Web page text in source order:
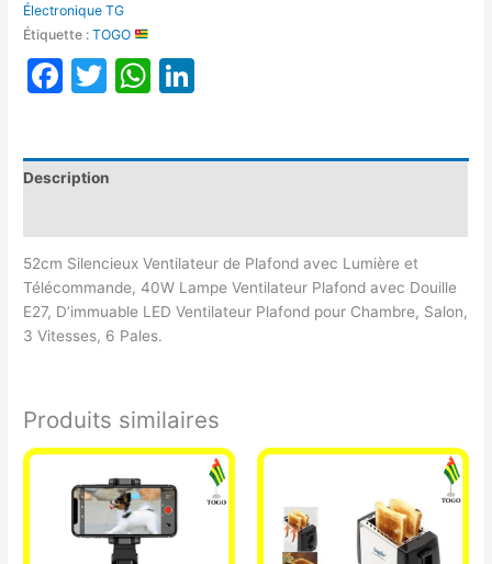
Électronique TG
Étiquette :TOGO
Facebook
TwitterWhatsApp
Description
52cm Silencieux Ventilateur de Plafond avec Lumière et
Télécommande, 40W Lampe Ventilateur Plafond avec Douille
E27, D’immuable LED Ventilateur Plafond pour Chambre, Salon,
3 Vitesses, 6 Pales.
Produits similaires